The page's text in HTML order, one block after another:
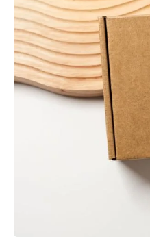
¿Cómo funciona la tapa
propio salsero mediante una
mano sin manipular piezas
garantiza un cierre seguro
¿Es reciclable?Sí. Al ser de PP
contenedor amarillo (envases
¿Es adecuado para delivery?
servicios de delivery en España